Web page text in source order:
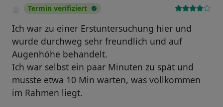
Termin verifiziert
Ich war zu einer Erstuntersuchung hier und
wurde durchweg sehr freundlich und auf
Augenhöhe behandelt.
Ich war selbst ein paar Minuten zu spät und
musste etwa 10 Min warten, was vollkommen
im Rahmen liegt.